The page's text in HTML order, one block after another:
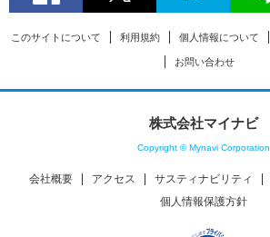
このサイトについて 利用規約 個人情報について
お問い合わせ
株式会社マイナビ
Copyright © Mynavi Corporation
会社概要 アクセス サスティナビリティ
個人情報保護方針